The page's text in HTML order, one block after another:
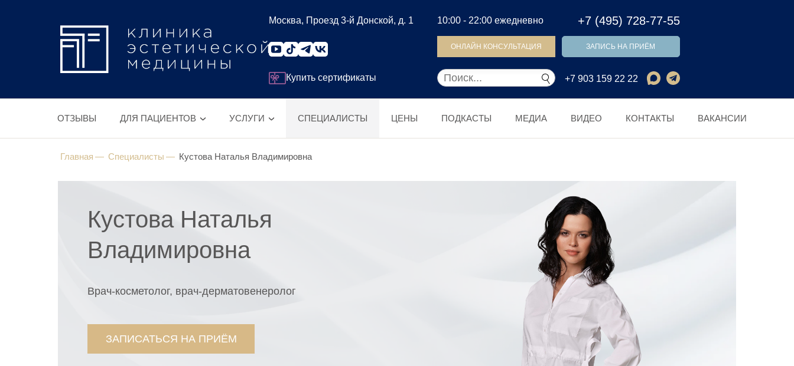
Москва, Проезд 3-й Донской, д. 1
Купить сертификаты
10:00 - 22:00 ежедневно +7 (495) 728-77-55
ОНЛАЙН КОНСУЛЬТАЦИЯ ЗАПИСЬ НА ПРИЁМ
+7 903 159 22 22
ОТЗЫВЫ ДЛЯ ПАЦИЕНТОВ УСЛУГИ СПЕЦИАЛИСТЫ ЦЕНЫ ПОДКАСТЫ МЕДИА ВИДЕО КОНТАКТЫ ВАКАНСИИ
Главная Специалисты Кустова Наталья Владимировна
Кустова Наталья
Владимировна
Врач-косметолог, врач-дерматовенеролог
ЗАПИСАТЬСЯ НА ПРИЁМ